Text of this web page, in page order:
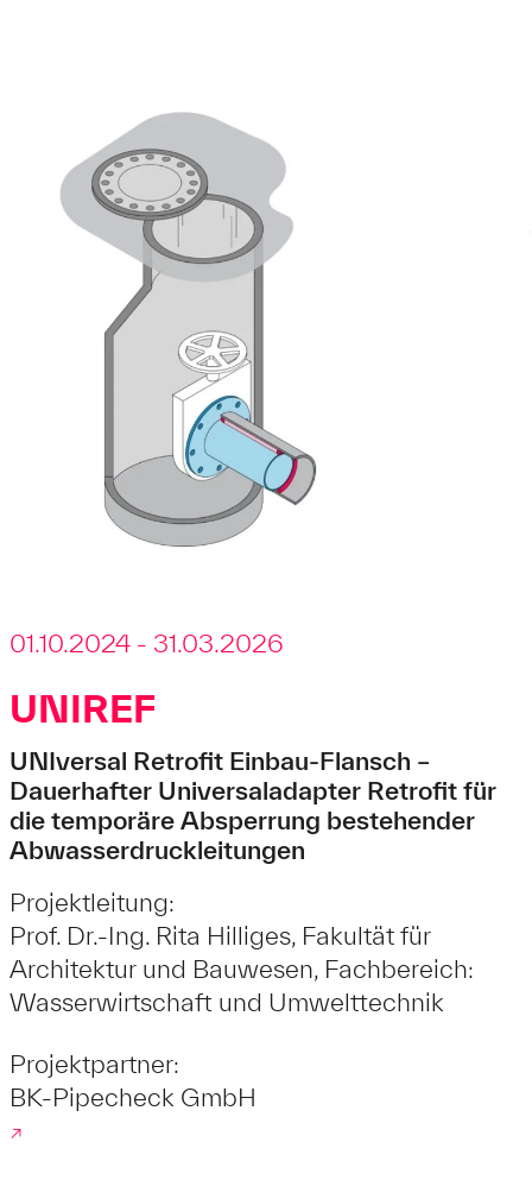
01.10.2024 - 31.03.2026
UNIREF
UNIversal Retrofit Einbau-Flansch –
Dauerhafter Universaladapter Retrofit für
die temporäre Absperrung bestehender
Abwasserdruckleitungen
Projektleitung:
Prof. Dr.-Ing. Rita Hilliges, Fakultät für
Architektur und Bauwesen, Fachbereich:
Wasserwirtschaft und Umwelttechnik
Projektpartner:
BK-Pipecheck GmbH
↗